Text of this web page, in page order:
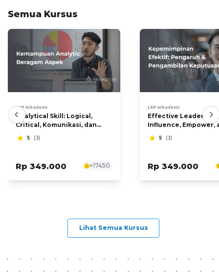
Semua Kursus
LKP Arkademi
Analytical Skill: Logical,
Critical, Komunikasi, dan
Kreativitas
5 (3)
Rp 349.000 +17450
LKP Arkademi
Effective
Influence, Empower,
Decision Making
5 (3)
Rp 349.000
Lihat Semua Kursus